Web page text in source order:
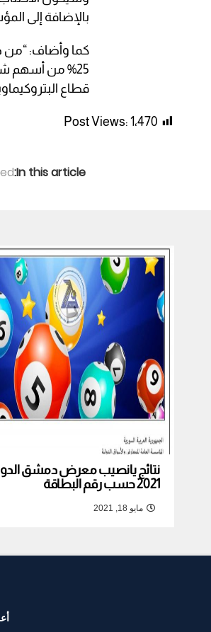
بالإضافة إلى
كما وأضاف: “من
25% من أسهم
قطاع
Post Views: 1٬470
In this article:
نتائج يانصيب معرض دمشق
2021 حسب رقم البطاقة
مايو 18, 2021